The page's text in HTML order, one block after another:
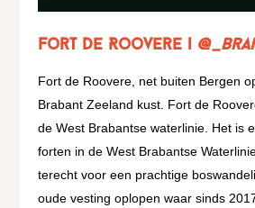
Fort de Roovere |
Fort de Roovere, net buiten Bergen
Brabant Zeeland kust. Fort de
de West Brabantse waterlinie. Het is
forten in de West Brabantse
terecht voor een prachtige
oude vesting oplopen waar sinds